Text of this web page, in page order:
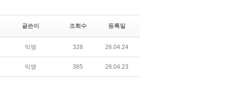
글쓴이 조회수 등록일
익명 328 26.04.24
익명 385 26.04.23